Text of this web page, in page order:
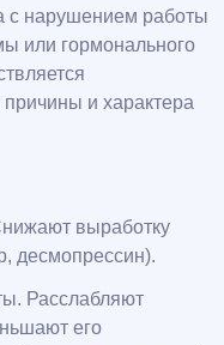
с нарушением работы
или гормонального
и характера
выработку
десмопрессин).
Расслабляют
его